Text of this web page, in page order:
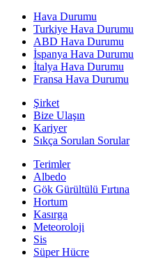
Hava Durumu
Turkiye Hava Durumu
ABD Hava Durumu
İspanya Hava Durumu
İtalya Hava Durumu
Fransa Hava Durumu
Şirket
Bize Ulaşın
Kariyer
Sıkça Sorulan Sorular
Terimler
Albedo
Gök Gürültülü Fırtına
Hortum
Kasırga
Meteoroloji
Sis
Süper Hücre